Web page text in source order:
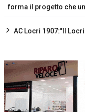
forma il progetto che
AC Locri 1907:"Il